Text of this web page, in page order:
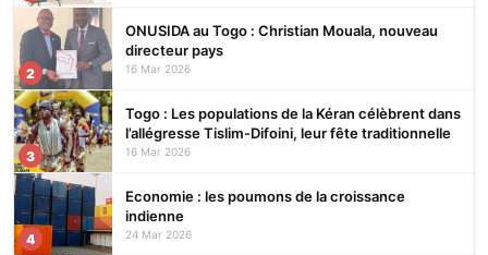
2
ONUSIDA au Togo : Christian Mouala, nouveau
directeur pays
16 Mar 2026
3
Togo : Les populations de la Kéran célèbrent dans
l’allégresse Tislim-Difoini, leur fête traditionnelle
16 Mar 2026
4
Economie : les poumons de la croissance
indienne
24 Mar 2026